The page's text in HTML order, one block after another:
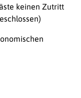
keinen Zutritt